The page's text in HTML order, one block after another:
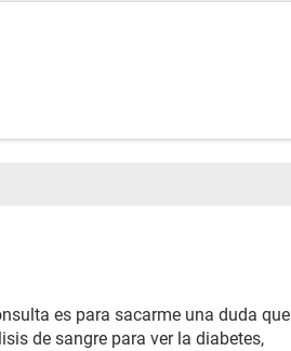
es para sacarme una duda que
de sangre para ver la diabetes,